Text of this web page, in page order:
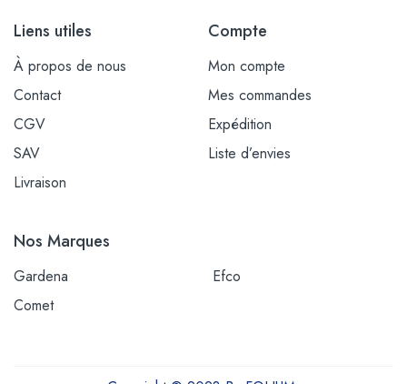
Liens utiles
À propos de nous
Contact
CGV
SAV
Livraison
Compte
Mon compte
Mes commandes
Expédition
Liste d’envies
Nos Marques
Gardena
Efco
Comet